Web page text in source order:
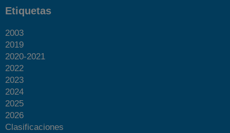
Etiquetas
2003
2019
2020-2021
2022
2023
2024
2025
2026
Clasificaciones